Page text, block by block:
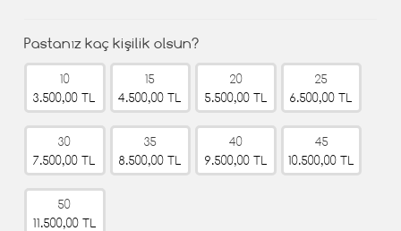
Pastanız kaç kişilik olsun?
10
3.500,00 TL
15
4.500,00 TL
20
5.500,00 TL
25
6.500,00 TL
30
7.500,00 TL
35
8.500,00 TL
40
9.500,00 TL
45
10.500,00 TL
50
11.500,00 TL